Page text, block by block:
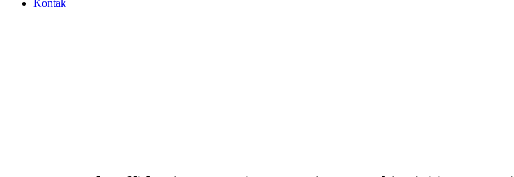
Kontak